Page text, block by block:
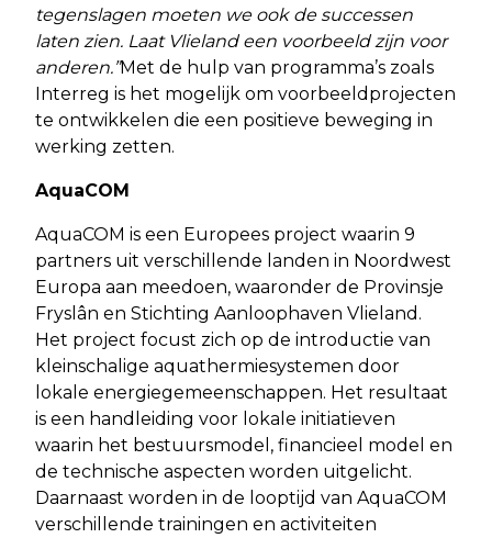
tegenslagen moeten we ook de successen
laten zien. Laat Vlieland een voorbeeld zijn voor
anderen.”Met de hulp van programma’s zoals
Interreg is het mogelijk om voorbeeldprojecten
te ontwikkelen die een positieve beweging in
werking zetten.
AquaCOM
AquaCOM is een Europees project waarin 9
partners uit verschillende landen in Noordwest
Europa aan meedoen, waaronder de Provinsje
Fryslân en Stichting Aanloophaven Vlieland.
Het project focust zich op de introductie van
kleinschalige aquathermiesystemen door
lokale energiegemeenschappen. Het resultaat
is een handleiding voor lokale initiatieven
waarin het bestuursmodel, financieel model en
de technische aspecten worden uitgelicht.
Daarnaast worden in de looptijd van AquaCOM
verschillende trainingen en activiteiten